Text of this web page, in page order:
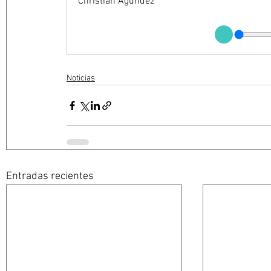
Noticias
Entradas recientes